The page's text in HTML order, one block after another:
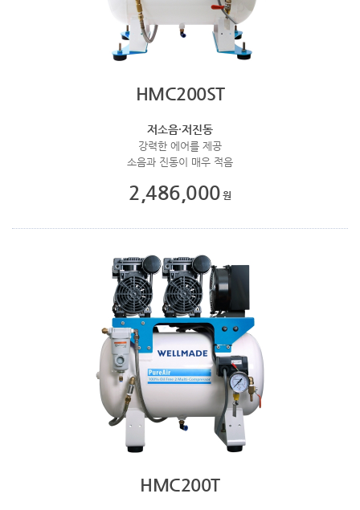
HMC200ST
저소음·저진동
강력한 에어를 제공
소음과 진동이 매우 적음
2,486,000
HMC200T